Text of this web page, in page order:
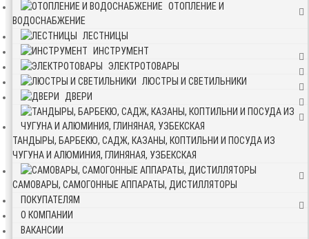
ОТОПЛЕНИЕ И
ВОДОСНАБЖЕНИЕ
ЛЕСТНИЦЫ
ИНСТРУМЕНТ
ЭЛЕКТРОТОВАРЫ
ЛЮСТРЫ И СВЕТИЛЬНИКИ
ДВЕРИ
ТАНДЫРЫ, БАРБЕКЮ, САДЖ, КАЗАНЫ, КОПТИЛЬНИ И ПОСУДА ИЗ
ЧУГУНА И АЛЮМИНИЯ, ГЛИНЯНАЯ, УЗБЕКСКАЯ
САМОВАРЫ, САМОГОННЫЕ АППАРАТЫ, ДИСТИЛЛЯТОРЫ
ПОКУПАТЕЛЯМ
О КОМПАНИИ
ВАКАНСИИ